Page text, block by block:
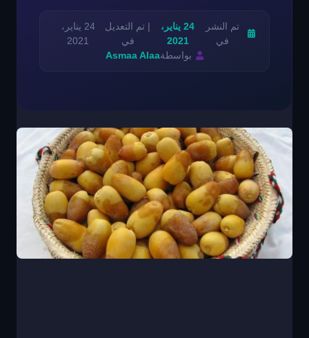
تم النشر
في
24 يناير،
2021
| تم التعديل
في
24 يناير،
2021
بواسطةAsmaa Alaa